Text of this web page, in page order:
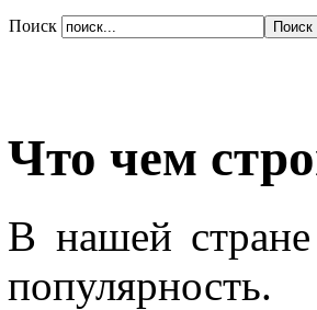
Поиск
Что чем
В нашей
популярность.